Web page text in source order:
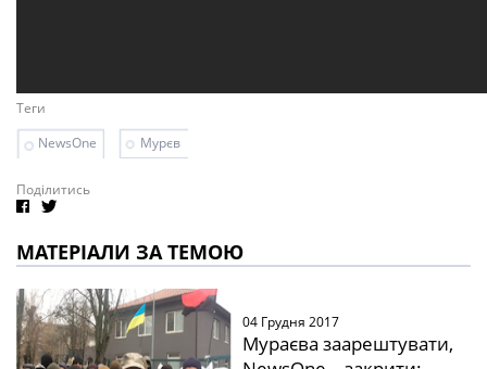
Теги
NewsOne
Мурєв
Поділитись
МАТЕРІАЛИ ЗА ТЕМОЮ
04 Грудня 2017
Мураєва заарештувати,